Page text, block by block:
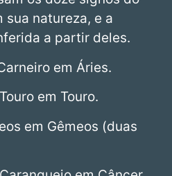
sua natureza, e a
a partir deles.
em Áries.
em Touro.
em Gêmeos (duas